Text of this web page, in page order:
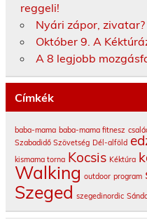
reggeli!
Nyári zápor, zivatar?
Október 9. A
A 8 legjobb
Címkék
baba-mama baba-mama fitnesz
Szabadidő Szövetség Dél-alföld
kismama torna Kocsis Kéktúra
Walking outdoor program
Szeged szegedinordic